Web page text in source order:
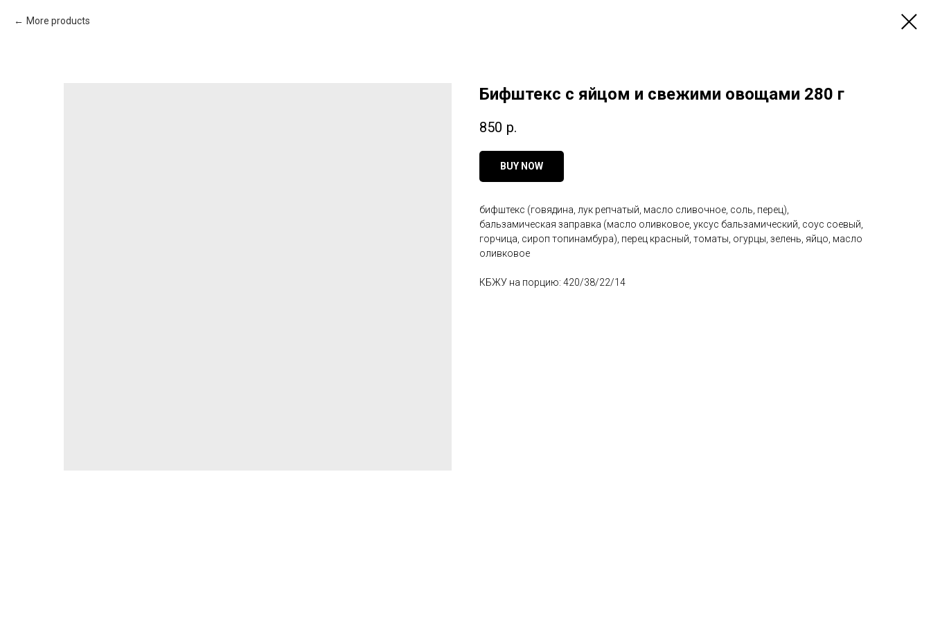
More products
Бифштекс с яйцом и свежими овощами 280 г
850 р.
BUY NOW
бифштекс (говядина, лук репчатый, масло сливочное, соль, перец),
бальзамическая заправка (масло оливковое, уксус бальзамический, соус соевый,
горчица, сироп топинамбура), перец красный, томаты, огурцы, зелень, яйцо, масло
оливковое
КБЖУ на порцию: 420/38/22/14